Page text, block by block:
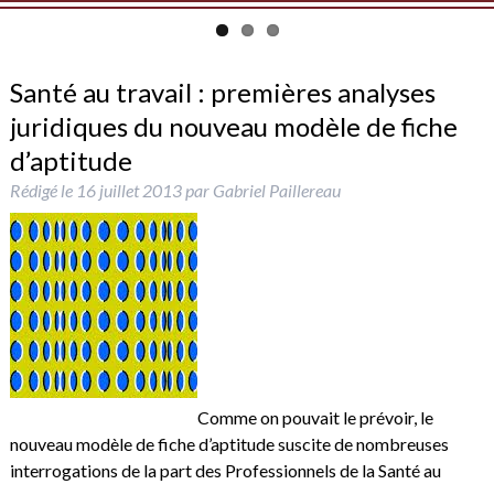
Santé au travail : premières analyses
juridiques du nouveau modèle de fiche
d’aptitude
Rédigé le 16 juillet 2013par Gabriel Paillereau
Comme on pouvait le prévoir, le
nouveau modèle de fiche d’aptitude suscite de nombreuses
interrogations de la part des Professionnels de la Santé au